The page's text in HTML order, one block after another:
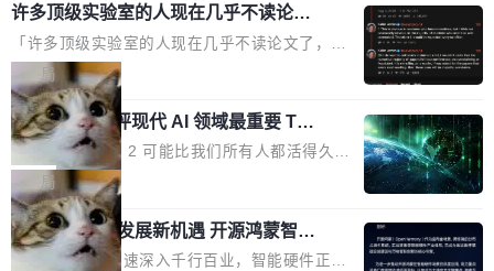
实时LCD监控屏，可充分满足当下高阶PC主机
的严苛使用需求。 澎湃功率，紧凑机身 钛金雕1
600PG5 AI TOP具备强悍输出功率，同时实现
机身尺寸大幅精简。整机长度仅16厘米，属于同
功率段机身尺寸十分紧凑的1600W电源产品。小
巧机身有效提升市面主流标准A...
复合增长率达5.44%,预计2032年将突破120亿美
元。数字广告与公共关系相关服务市场更是从20
25年的8463亿美元扩张至2026年的8763亿美
元。数字的背后是一个清晰的事实——品牌对专
业化营销服务的需求从未如此迫切。 但市场扩容
的同时,服务商的竞争逻辑正在改变。2026年Top
Agency年度合辑的观察指出,“产品”这个离消费
者最近的载体,在整个品牌营销层面的权重显著变
高了。全域营销服务商的竞争正在从规模转向深
度,案例厚度、全域覆盖、多线协同...
许多顶级实验室的人现在几乎不读论文
了
「许多顶级实验室的人现在几乎不读论文了，而
且他们认为 ICLR/ICML/NeurIPS 充斥着大量过
度宣传和欺诈。」 OpenAI 研究员 Keller Jorda
n 这条推文引发了广泛讨论。他不是在说风凉
话，他是说出了一个圈内人尽皆知但很少公开捅
破的事实。 Jordan 随后补充了一句软化声明：
「我不认为这些会议上大部分论文都在过度宣传
或造假。问题是，作为读者，如果你筛选出那些
看起来最令人兴奋的论文，那它们大部分都是过
局
xAI 前工程师评现代 AI 领域最重要 Top
3 开源项目
Flash Attention 2 可能比我们所有人都活得久。
这句话不是来自某个技术博客，而是出自 Hieu
Pham 的一条推文。Hieu Pham 是谁？他是 xAI
的早期工程师之一，在 Grok 训练基础设施团队
工作过。近日他在 X 上发了一条帖子，列出了他
局
共商智能硬件发展新机遇 开源鸿蒙智能
硬件开发者日杭州站即将举行
随着万物智联加速深入千行百业，智能硬件正从